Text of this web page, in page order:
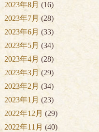
2023年8月 (16)
2023年7月 (28)
2023年6月 (33)
2023年5月 (34)
2023年4月 (28)
2023年3月(29)
2023年2月 (34)
2023年1月 (23)
2022年12月 (29)
2022年11月 (40)